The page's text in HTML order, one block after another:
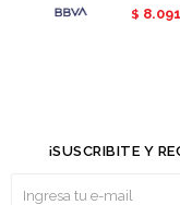
$ 8.091
¡SUSCRIBITE Y